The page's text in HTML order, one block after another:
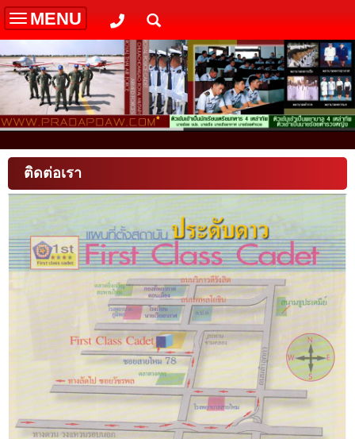
Toggle
navigation
MENU
ติดต่อเรา